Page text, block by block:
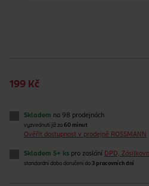
199 Kč
Skladem na 98 prodejnách
vyzvednutí již za 60 minut
Ověřit dostupnost v prodejně ROSSMANN
Skladem 5+ ks pro zaslání DPD,
standardní doba doručení do 3 pracovních dní